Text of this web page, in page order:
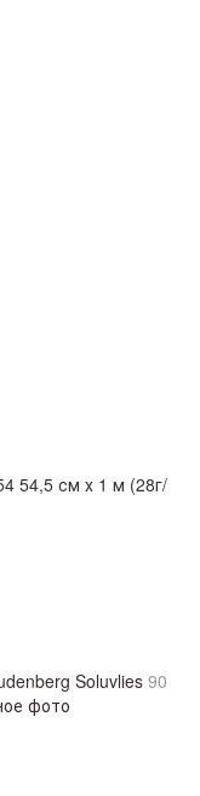
54,5 см х 1 м (28г/